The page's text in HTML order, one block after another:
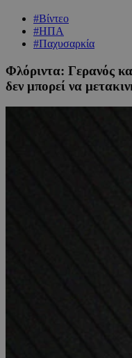
#Βίντεο
#ΗΠΑ
#Παχυσαρκία
Φλόριντα: Γερανός
δεν μπορεί να